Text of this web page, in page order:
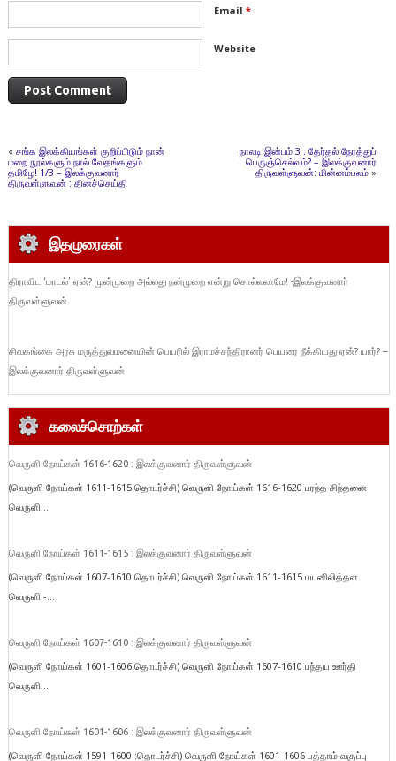
Email *
Website
« சங்க இலக்கியங்கள் குறிப்பிடும் நான்
மறை நூல்களும் நால் வேதங்களும்
தமிழே! 1/3 – இலக்குவனார்
திருவள்ளுவன் : தினச்செய்தி
நாலடி இன்பம் 3 : தேர்தல் நேரத்துப்
பெருஞ்செல்வம்? – இலக்குவனார்
திருவள்ளுவன்: மின்னம்பலம் »
இதழுரைகள்
திராவிட ‘மாடல்’ ஏன்? முன்முறை அல்லது நன்முறை என்று சொல்லலாமே! -இலக்குவனார்
திருவள்ளுவன்
சிவகங்கை அரசு மருத்துவமனையின் பெயரில் இராமச்சந்திரானர் பெயரை நீக்கியது ஏன்? யார்? –
இலக்குவனார் திருவள்ளுவன்
கலைச்சொற்கள்
வெருளி நோய்கள் 1616-1620 : இலக்குவனார் திருவள்ளுவன்
(வெருளி நோய்கள் 1611-1615 தொடர்ச்சி) வெருளி நோய்கள் 1616-1620 பரந்த சிந்தனை
வெருளி...
வெருளி நோய்கள் 1611-1615 : இலக்குவனார் திருவள்ளுவன்
(வெருளி நோய்கள் 1607-1610 தொடர்ச்சி) வெருளி நோய்கள் 1611-1615 பயனிலித்தள
வெருளி -...
வெருளி நோய்கள் 1607-1610 : இலக்குவனார் திருவள்ளுவன்
(வெருளி நோய்கள் 1601-1606 தொடர்ச்சி) வெருளி நோய்கள் 1607-1610 பந்தய ஊர்தி
வெருளி...
வெருளி நோய்கள் 1601-1606 : இலக்குவனார் திருவள்ளுவன்
(வெருளி நோய்கள் 1591-1600 :தொடர்ச்சி) வெருளி நோய்கள் 1601-1606 பத்தாம் வகுப்பு